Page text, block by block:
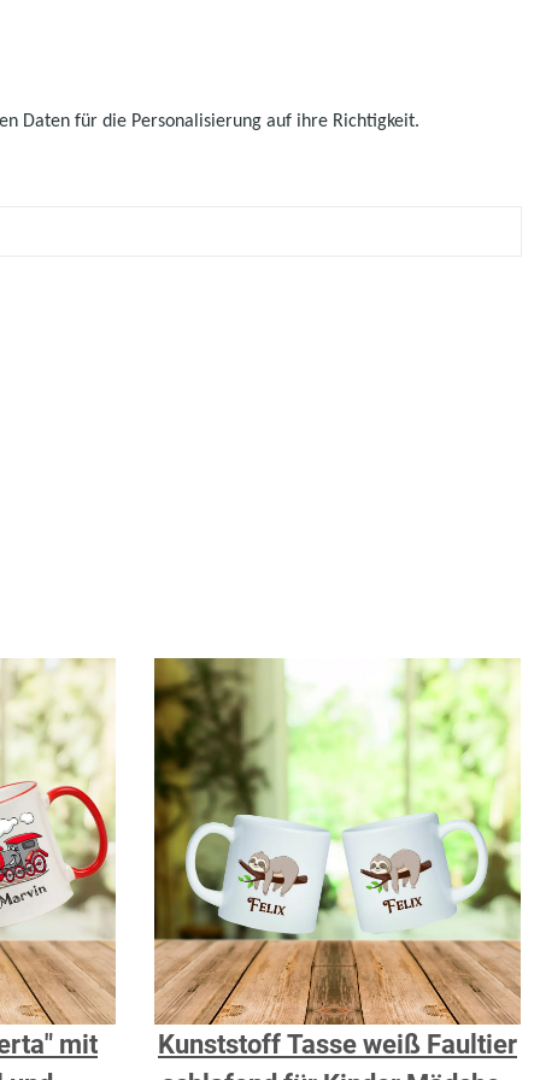
Daten für die Personalisierung auf ihre Richtigkeit.
mit
Kunststoff Tasse weiß Faultier